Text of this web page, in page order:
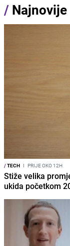
/ Najnovije
/TECH I PRIJE OKO 12H
Stiže velika
ukida početkom